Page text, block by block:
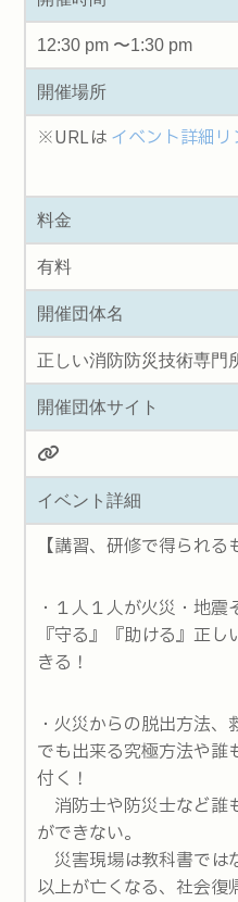
12:30 pm 〜1:30 pm
開催場所
※URLは イベント詳細リ
料金
有料
開催団体名
正しい消防防災技術専門
開催団体サイト
イベント詳細
【講習、研修で得られる
・１人１人が火災・地震
『守る』『助ける』正
きる！
・火災からの脱出方法
でも出来る究極方法や誰
付く！
消防士や防災士など誰
ができない。
災害現場は教科書では
以上が亡くなる、社会復